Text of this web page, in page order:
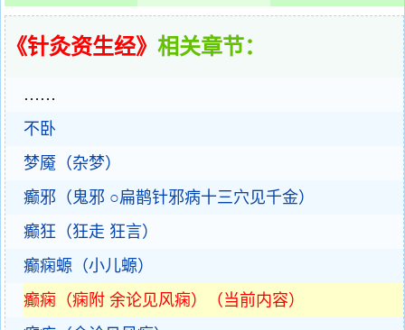
《针灸资生经》 相关章节：
……
不卧
梦魇（杂梦）
癫邪（鬼邪 ○扁鹊针邪病十三穴见千金）
癫狂（狂走 狂言）
癫痫螈（小儿螈）
癫痫（痫附 余论见风痫）（当前内容）